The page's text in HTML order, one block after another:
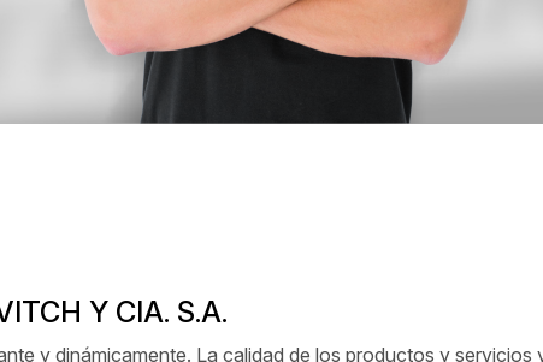
Y CIA. S.A.
y dinámicamente. La calidad de los productos y servicios